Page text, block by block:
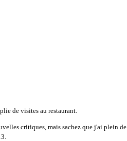
de visites au restaurant.
critiques, mais sachez que j'ai plein de